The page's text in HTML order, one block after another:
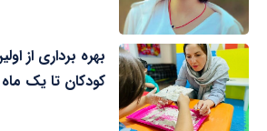
بهره برداری از
کودکان تا یک ماه